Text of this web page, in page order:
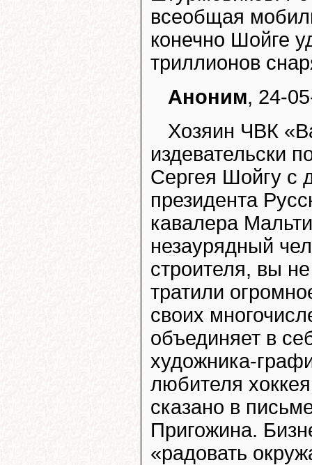
всеобщая
конечно Шойге
триллионов
Аноним, 24-
Хозяин ЧВК
издевательски
Сергея Шойгу с
президента
кавалера
незаурядный
строителя, вы
тратили
своих
объединяет в
художника-
любителя
сказано в
Пригожина.
«радовать